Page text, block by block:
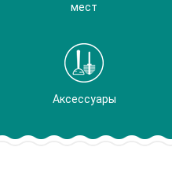
мест
Аксессуары